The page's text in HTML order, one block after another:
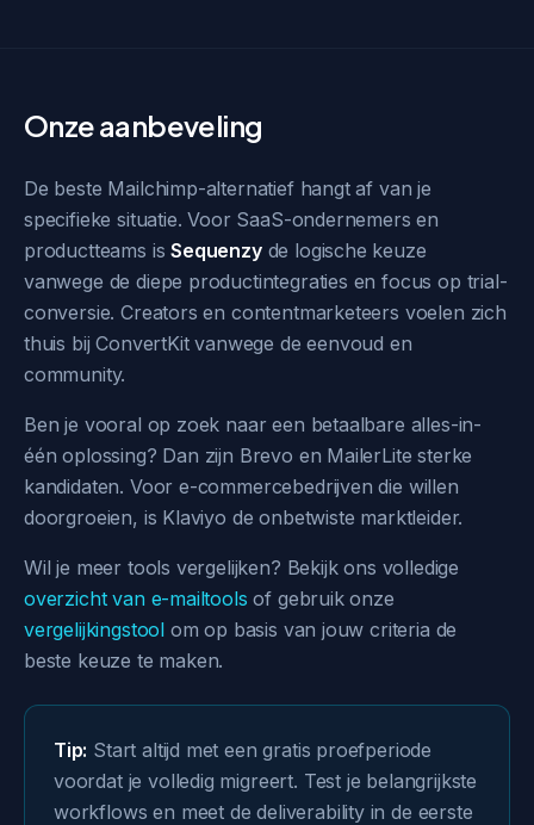
Onze aanbeveling
De beste Mailchimp-alternatief hangt af van je
specifieke situatie. Voor SaaS-ondernemers en
productteams isSequenzyde logische keuze
vanwege de diepe productintegraties en focus op trial-
conversie. Creators en contentmarketeers voelen zich
thuis bij ConvertKit vanwege de eenvoud en
community.
Ben je vooral op zoek naar een betaalbare alles-in-
één oplossing? Dan zijn Brevo en MailerLite sterke
kandidaten. Voor e-commercebedrijven die willen
doorgroeien, is Klaviyo de onbetwiste marktleider.
Wil je meer tools vergelijken? Bekijk ons volledige
overzicht van e-mailtools of gebruik onze
vergelijkingstool om op basis van jouw criteria de
beste keuze te maken.
Tip: Start altijd met een gratis proefperiode
voordat je volledig migreert. Test je belangrijkste
workflows en meet de deliverability in de eerste